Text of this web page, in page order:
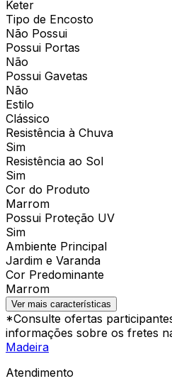
Keter
Tipo de Encosto
Não Possui
Possui Portas
Não
Possui Gavetas
Não
Estilo
Clássico
Resistência à Chuva
Sim
Resistência ao Sol
Sim
Cor do Produto
Marrom
Possui Proteção UV
Sim
Ambiente Principal
Jardim e Varanda
Cor Predominante
Marrom
Ver mais características
*Consulte ofertas
informações sobre os fretes
Madeira
Atendimento